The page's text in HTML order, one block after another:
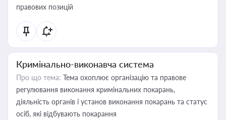
правових позицій
Кримінально-виконавча система
Про що тема: Тема охоплює організацію та правове
регулювання виконання кримінальних покарань,
діяльність органів і установ виконання покарань та статус
осіб, які відбувають покарання